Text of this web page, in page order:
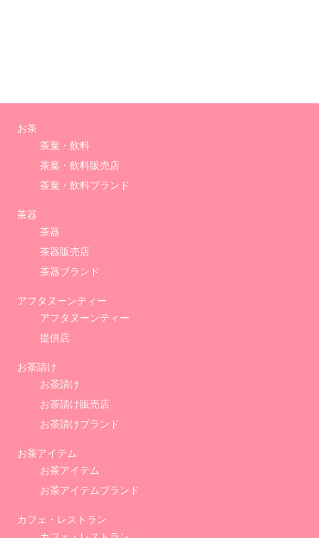
お茶
茶葉・飲料
茶葉・飲料販売店
茶葉・飲料ブランド
茶器
茶器
茶器販売店
茶器ブランド
アフタヌーンティー
アフタヌーンティー
提供店
お茶請け
お茶請け
お茶請け販売店
お茶請けブランド
お茶アイテム
お茶アイテム
お茶アイテムブランド
カフェ・レストラン